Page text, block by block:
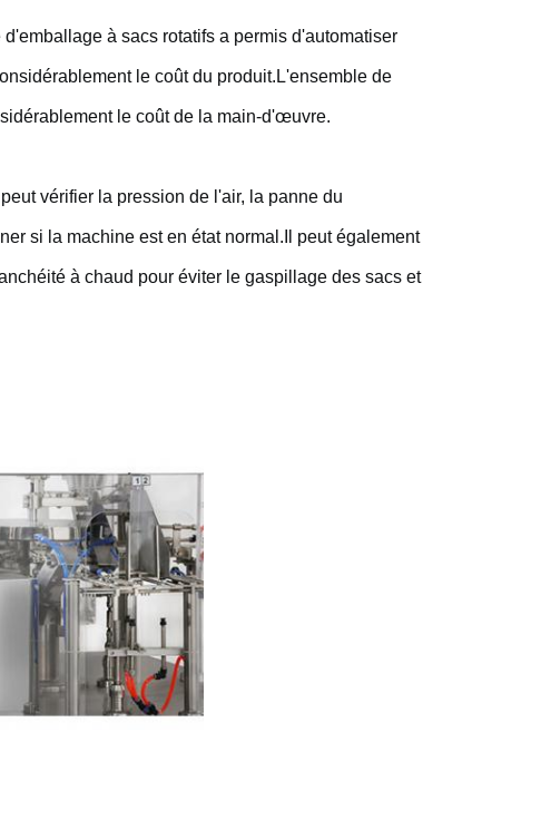
à sacs rotatifs a permis d'automatiser
le coût du produit.L'ensemble de
le coût de la main-d'œuvre.
vérifier la pression de l'air, la panne du
si la machine est en état normal.Il peut également
à chaud pour éviter le gaspillage des sacs et